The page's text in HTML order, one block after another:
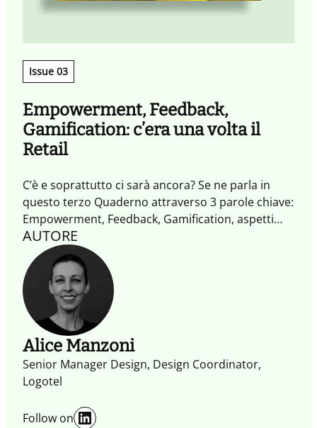
Issue 03
Empowerment, Feedback,
Gamification: c’era una volta il
Retail
C’è e soprattutto ci sarà ancora? Se ne parla in
questo terzo Quaderno attraverso 3 parole chiave:
Empowerment, Feedback, Gamification, aspetti
fondamentali del retail collaborativo.
AUTORE
Alice Manzoni
Senior Manager Design, Design Coordinator,
Logotel
Follow on LinkedIn